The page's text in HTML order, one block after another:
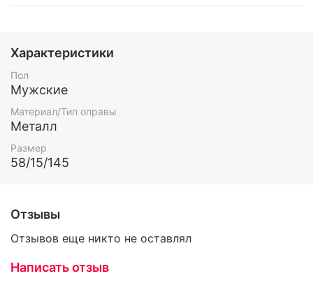
Характеристики
Пол
Мужские
Материал/Тип оправы
Металл
Размер
58/15/145
Отзывы
Отзывов еще никто не оставлял
Написать отзыв